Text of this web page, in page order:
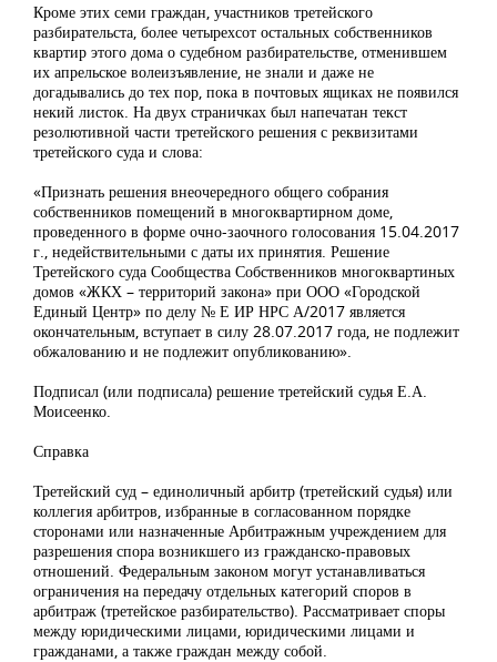
Кроме этих семи граждан, участников третейского
разбирательста, более четырехсот остальных собственников
квартир этого дома о судебном разбирательстве, отменившем
их апрельское волеизъявление, не знали и даже не
догадывались до тех пор, пока в почтовых ящиках не появился
некий листок. На двух страничках был напечатан текст
резолютивной части третейского решения с реквизитами
третейского суда и слова:
«Признать решения внеочередного общего собрания
собственников помещений в многоквартирном доме,
проведенного в форме очно-заочного голосования 15.04.2017
г., недействительными с даты их принятия. Решение
Третейского суда Сообщества Собственников многоквартиных
домов «ЖКХ – территорий закона» при ООО «Городской
Единый Центр» по делу № Е ИР НРС А/2017 является
окончательным, вступает в силу 28.07.2017 года, не подлежит
обжалованию и не подлежит опубликованию».
Подписал (или подписала) решение третейский судья Е.А.
Моисеенко.
Справка
Третейский суд – единоличный арбитр (третейский судья) или
коллегия арбитров, избранные в согласованном порядке
сторонами или назначенные Арбитражным учреждением для
разрешения спора возникшего из гражданско-правовых
отношений. Федеральным законом могут устанавливаться
ограничения на передачу отдельных категорий споров в
арбитраж (третейское разбирательство). Рассматривает споры
между юридическими лицами, юридическими лицами и
гражданами, а также граждан между собой.